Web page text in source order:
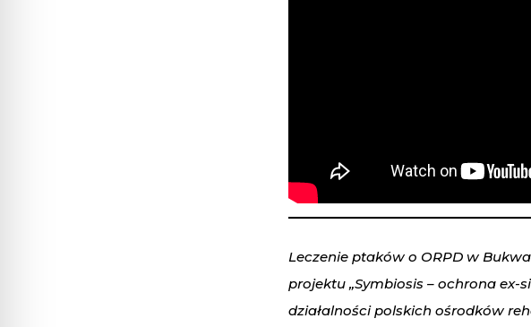
Leczenie ptaków o ORPD w
projektu „Symbiosis – ochrona
działalności polskich ośrodków